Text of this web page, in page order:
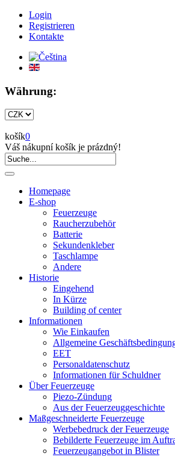
Login
Registrieren
Kontakte
Währung:
košík0
Váš nákupní košík je prázdný!
Homepage
E-shop
Feuerzeuge
Raucherzubehör
Batterie
Sekundenkleber
Taschlampe
Andere
Historie
Eingehend
In Kürze
Building of center
Informationen
Wie Einkaufen
Allgemeine
EET
Personaldatenschutz
Informationen für Schuldner
Über Feuerzeuge
Piezo-Zündung
Aus der Feuerzeuggeschichte
Maßgeschneiderte Feuerzeuge
Werbebedruck der Feuerzeuge
Bebilderte Feuerzeuge im
Feuerzeugangebot in Blister